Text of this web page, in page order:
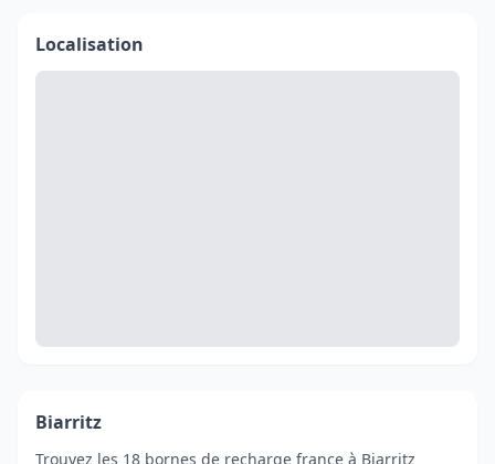
Localisation
Biarritz
Trouvez les 18 bornes de recharge france à Biarritz